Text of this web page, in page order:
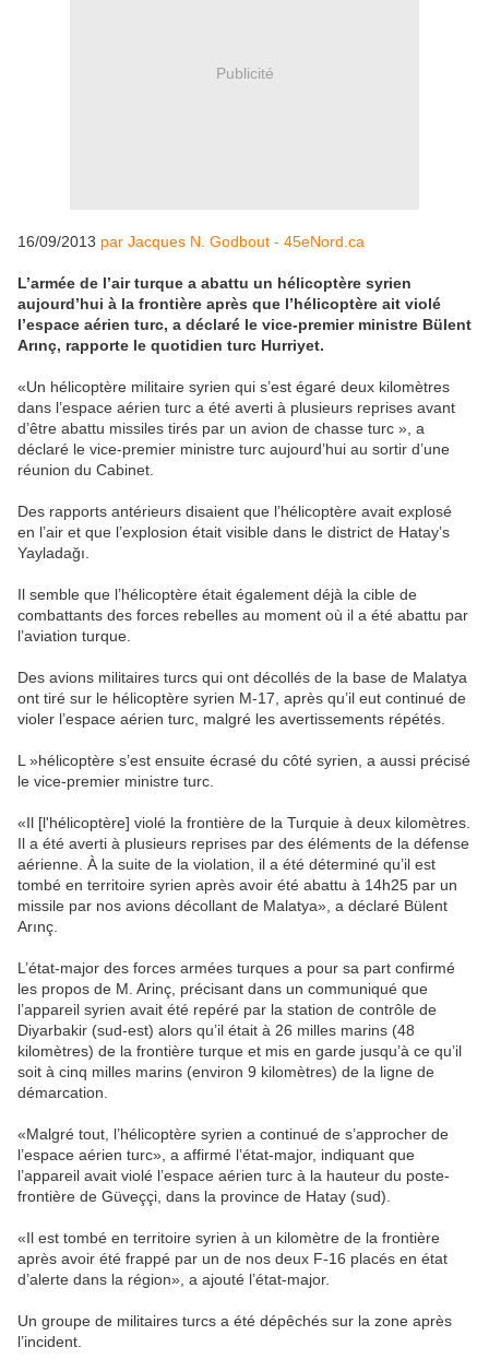
Publicité
16/09/2013 par Jacques N. Godbout - 45eNord.ca
L’armée de l’air turque a abattu un hélicoptère syrien
aujourd’hui à la frontière après que l’hélicoptère ait violé
l’espace aérien turc, a déclaré le vice-premier ministre Bülent
Arınç, rapporte le quotidien turc Hurriyet.
«Un hélicoptère militaire syrien qui s’est égaré deux kilomètres
dans l’espace aérien turc a été averti à plusieurs reprises avant
d’être abattu missiles tirés par un avion de chasse turc », a
déclaré le vice-premier ministre turc aujourd’hui au sortir d’une
réunion du Cabinet.
Des rapports antérieurs disaient que l’hélicoptère avait explosé
en l’air et que l’explosion était visible dans le district de Hatay’s
Yayladağı.
Il semble que l’hélicoptère était également déjà la cible de
combattants des forces rebelles au moment où il a été abattu par
l’aviation turque.
Des avions militaires turcs qui ont décollés de la base de Malatya
ont tiré sur le hélicoptère syrien M-17, après qu’il eut continué de
violer l’espace aérien turc, malgré les avertissements répétés.
L »hélicoptère s’est ensuite écrasé du côté syrien, a aussi précisé
le vice-premier ministre turc.
«Il [l'hélicoptère] violé la frontière de la Turquie à deux kilomètres.
Il a été averti à plusieurs reprises par des éléments de la défense
aérienne. À la suite de la violation, il a été déterminé qu’il est
tombé en territoire syrien après avoir été abattu à 14h25 par un
missile par nos avions décollant de Malatya», a déclaré Bülent
Arınç.
L’état-major des forces armées turques a pour sa part confirmé
les propos de M. Arinç, précisant dans un communiqué que
l’appareil syrien avait été repéré par la station de contrôle de
Diyarbakir (sud-est) alors qu’il était à 26 milles marins (48
kilomètres) de la frontière turque et mis en garde jusqu’à ce qu’il
soit à cinq milles marins (environ 9 kilomètres) de la ligne de
démarcation.
«Malgré tout, l’hélicoptère syrien a continué de s’approcher de
l’espace aérien turc», a affirmé l’état-major, indiquant que
l’appareil avait violé l’espace aérien turc à la hauteur du poste-
frontière de Güveççi, dans la province de Hatay (sud).
«Il est tombé en territoire syrien à un kilomètre de la frontière
après avoir été frappé par un de nos deux F-16 placés en état
d’alerte dans la région», a ajouté l’état-major.
Un groupe de militaires turcs a été dépêchés sur la zone après
l’incident.